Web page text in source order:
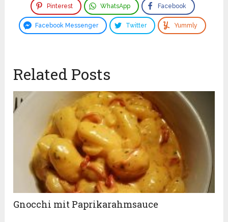
Pinterest WhatsApp Facebook
Facebook Messenger Twitter Yummly
Related Posts
Gnocchi mit Paprikarahmsauce